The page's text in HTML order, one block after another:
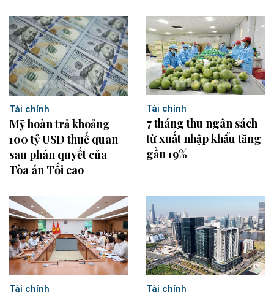
Tài chính
Mỹ hoàn trả khoảng
100 tỷ USD thuế quan
sau phán quyết của
Tòa án Tối cao
Tài chính
7 tháng thu ngân sách
từ xuất nhập khẩu tăng
gần 19%
Tài chính Tài chính